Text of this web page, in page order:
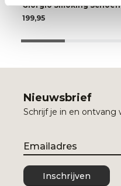
Giorgio Smoking
199,95
Nieuwsbrief
Schrijf je in en ontvang
Email
Inschrijven